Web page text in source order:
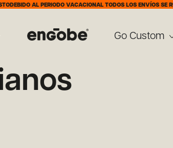
DEBIDO AL PERIODO VACACIONAL TODOS LOS ENVÍOS SE
Go Custom